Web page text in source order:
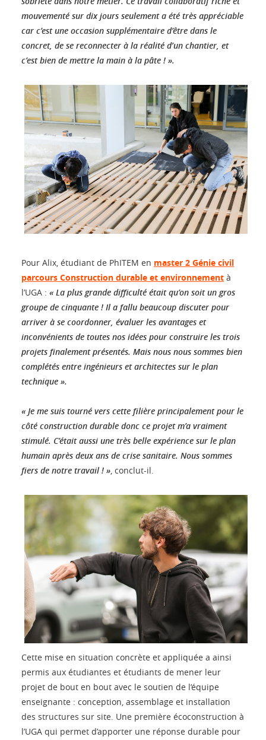
mouvementé sur dix jours seulement a été très appréciable
car c’est une occasion supplémentaire d’être dans le
concret, de se reconnecter à la réalité d’un chantier, et
c’est bien de mettre la main à la pâte ! ».
Pour Alix, étudiant de PhITEM en master 2 Génie civil
parcours Construction durable et environnement à
l’UGA : « La plus grande difficulté était qu’on soit un gros
groupe de cinquante ! Il a fallu beaucoup discuter pour
arriver à se coordonner, évaluer les avantages et
inconvénients de toutes nos idées pour construire les trois
projets finalement présentés. Mais nous nous sommes bien
complétés entre ingénieurs et architectes sur le plan
technique ».
« Je me suis tourné vers cette filière principalement pour le
côté construction durable donc ce projet m’a vraiment
stimulé. C’était aussi une très belle expérience sur le plan
humain après deux ans de crise sanitaire. Nous sommes
fiers de notre travail ! » , conclut-il.
Cette mise en situation concrète et appliquée a ainsi
permis aux étudiantes et étudiants de mener leur
projet de bout en bout avec le soutien de l’équipe
enseignante : conception, assemblage et installation
des structures sur site. Une première écoconstruction à
l’UGA qui permet d’apporter une réponse durable pour